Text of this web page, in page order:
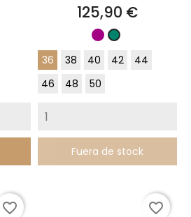
Precio
125,90 €
Buganvilla
Verde
pato
36 38 40 42
44
46
48 50
Fuera de stock
favorite_border favorite_border